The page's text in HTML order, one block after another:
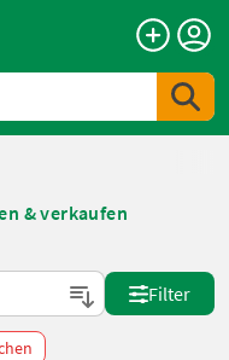
& verkaufen
Filter